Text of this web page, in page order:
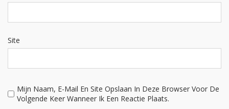
Site
Mijn Naam, E-Mail En Site Opslaan In Deze Browser Voor De
Volgende Keer Wanneer Ik Een Reactie Plaats.